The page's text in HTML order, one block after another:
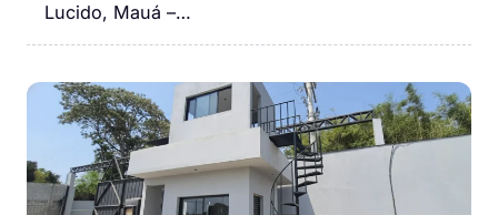
Lucido, Mauá –…